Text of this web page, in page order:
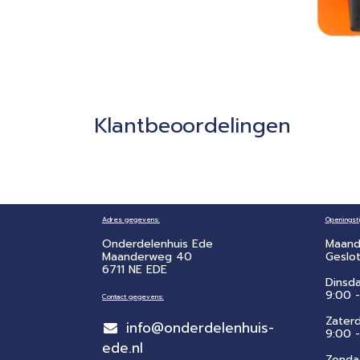
Klantbeoordelingen
Adres gegevens:
Onderdelenhuis Ede
Maanderweg 40
6711 NE EDE
Contact gegevens:
info@onderdelenhuis-
ede.nl
9:00
​9:00